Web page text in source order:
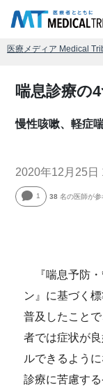
医療メディア Medical
喘息診療の
慢性咳嗽、軽症
2020年12月25日
1 38 名の医師が
『喘息予防・
ン』に基づく
普及したこと
者では症状が
ルできるよう
診療に苦慮する